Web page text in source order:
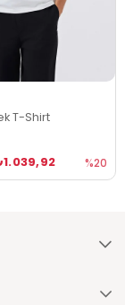
T-Shirt
%20